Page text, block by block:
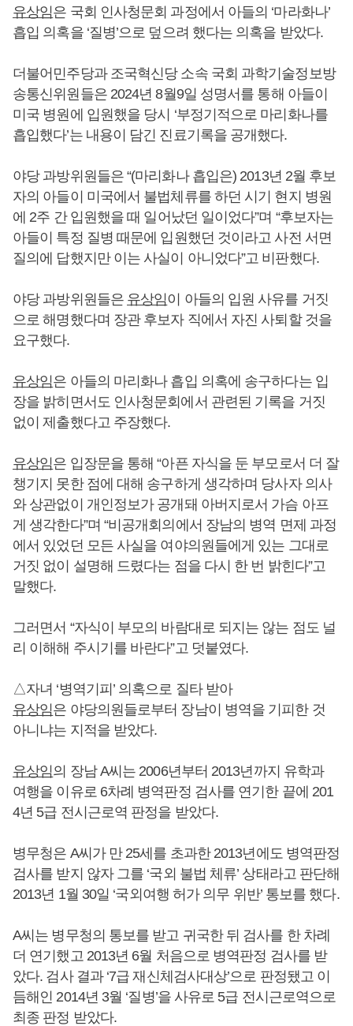
유상임은 국회 인사청문회 과정에서 아들의 ‘마라화나’
흡입 의혹을 ‘질병’으로 덮으려 했다는 의혹을 받았다.
더불어민주당과 조국혁신당 소속 국회 과학기술정보방
송통신위원들은 2024년 8월9일 성명서를 통해 아들이
미국 병원에 입원했을 당시 ‘부정기적으로 마리화나를
흡입했다’는 내용이 담긴 진료기록을 공개했다.
야당 과방위원들은 “(마리화나 흡입은) 2013년 2월 후보
자의 아들이 미국에서 불법체류를 하던 시기 현지 병원
에 2주 간 입원했을 때 일어났던 일이었다”며 “후보자는
아들이 특정 질병 때문에 입원했던 것이라고 사전 서면
질의에 답했지만 이는 사실이 아니었다”고 비판했다.
야당 과방위원들은 유상임이 아들의 입원 사유를 거짓
으로 해명했다며 장관 후보자 직에서 자진 사퇴할 것을
요구했다.
유상임은 아들의 마리화나 흡입 의혹에 송구하다는 입
장을 밝히면서도 인사청문회에서 관련된 기록을 거짓
없이 제출했다고 주장했다.
유상임은 입장문을 통해 “아픈 자식을 둔 부모로서 더 잘
챙기지 못한 점에 대해 송구하게 생각하며 당사자 의사
와 상관없이 개인정보가 공개돼 아버지로서 가슴 아프
게 생각한다”며 “비공개회의에서 장남의 병역 면제 과정
에서 있었던 모든 사실을 여야의원들에게 있는 그대로
거짓 없이 설명해 드렸다는 점을 다시 한 번 밝힌다”고
말했다.
그러면서 “자식이 부모의 바람대로 되지는 않는 점도 널
리 이해해 주시기를 바란다”고 덧붙였다.
△자녀 ‘병역기피’ 의혹으로 질타 받아
유상임은 야당의원들로부터 장남이 병역을 기피한 것
아니냐는 지적을 받았다.
유상임의 장남 A씨는 2006년부터 2013년까지 유학과
여행을 이유로 6차례 병역판정 검사를 연기한 끝에 201
4년 5급 전시근로역 판정을 받았다.
병무청은 A씨가 만 25세를 초과한 2013년에도 병역판정
검사를 받지 않자 그를 ‘국외 불법 체류’ 상태라고 판단해
2013년 1월 30일 ‘국외여행 허가 의무 위반’ 통보를 했다.
A씨는 병무청의 통보를 받고 귀국한 뒤 검사를 한 차례
더 연기했고 2013년 6월 처음으로 병역판정 검사를 받
았다. 검사 결과 ‘7급 재신체검사대상’으로 판정됐고 이
듬해인 2014년 3월 ‘질병’을 사유로 5급 전시근로역으로
최종 판정 받았다.